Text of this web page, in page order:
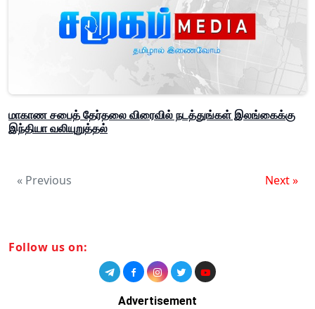
மாகாண சபைத் தேர்தலை விரைவில் நடத்துங்கள் இலங்கைக்கு
இந்தியா வலியுறுத்தல்
« Previous Next »
Follow us on:
Advertisement